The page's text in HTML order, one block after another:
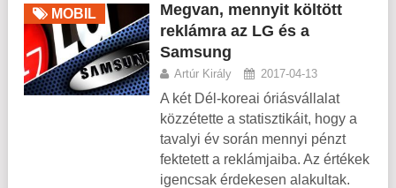
MOBIL
Megvan, mennyit költött
reklámra az LG és a
Samsung
Artúr Király 2017-04-13
A két Dél-koreai óriásvállalat
közzétette a statisztikáit, hogy a
tavalyi év során mennyi pénzt
fektetett a reklámjaiba. Az értékek
igencsak érdekesen alakultak.